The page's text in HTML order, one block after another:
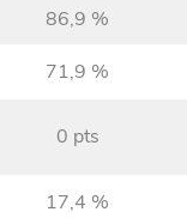
86,9 %
71,9 %
0 pts
17,4 %